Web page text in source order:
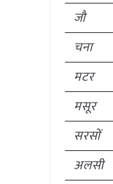
जौ
चना
मटर
मसूर
सरसों
अलसी